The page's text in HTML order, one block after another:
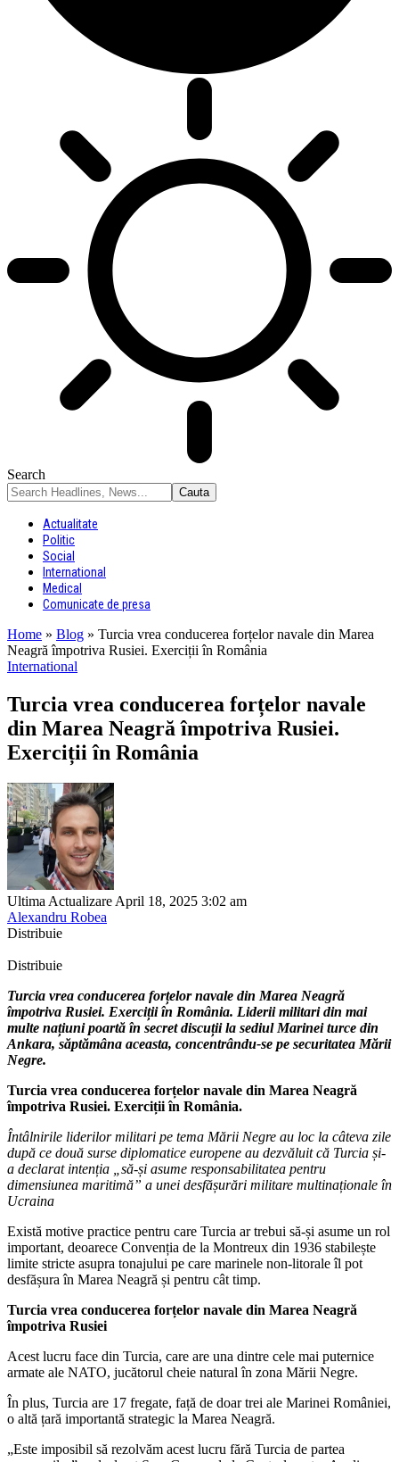
Search
Actualitate
Politic
Social
International
Medical
Comunicate de presa
Home » Blog » Turcia vrea conducerea forțelor navale din Marea
Neagră împotriva Rusiei. Exerciții în România
International
Turcia vrea conducerea forțelor navale
din Marea Neagră împotriva Rusiei.
Exerciții în România
Ultima Actualizare April 18, 2025 3:02 am
Alexandru Robea
Distribuie
Distribuie
Turcia vrea conducerea forțelor navale din Marea Neagră
împotriva Rusiei. Exerciții în România. Liderii militari din mai
multe națiuni poartă în secret discuții la sediul Marinei turce din
Ankara, săptămâna aceasta, concentrându-se pe securitatea Mării
Negre.
Turcia vrea conducerea forțelor navale din Marea Neagră
împotriva Rusiei. Exerciții în România.
Întâlnirile liderilor militari pe tema Mării Negre au loc la câteva zile
după ce două surse diplomatice europene au dezvăluit că Turcia și-
a declarat intenția „să-și asume responsabilitatea pentru
dimensiunea maritimă” a unei desfășurări militare multinaționale în
Ucraina
Există motive practice pentru care Turcia ar trebui să-și asume un rol
important, deoarece Convenția de la Montreux din 1936 stabilește
limite stricte asupra tonajului pe care marinele non-litorale îl pot
desfășura în Marea Neagră și pentru cât timp.
Turcia vrea conducerea forțelor navale din Marea Neagră
împotriva Rusiei
Acest lucru face din Turcia, care are una dintre cele mai puternice
armate ale NATO, jucătorul cheie natural în zona Mării Negre.
În plus, Turcia are 17 fregate, față de doar trei ale Marinei României,
o altă țară importantă strategic la Marea Neagră.
„Este imposibil să rezolvăm acest lucru fără Turcia de partea